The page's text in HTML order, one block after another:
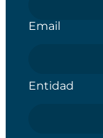
Email
Entidad